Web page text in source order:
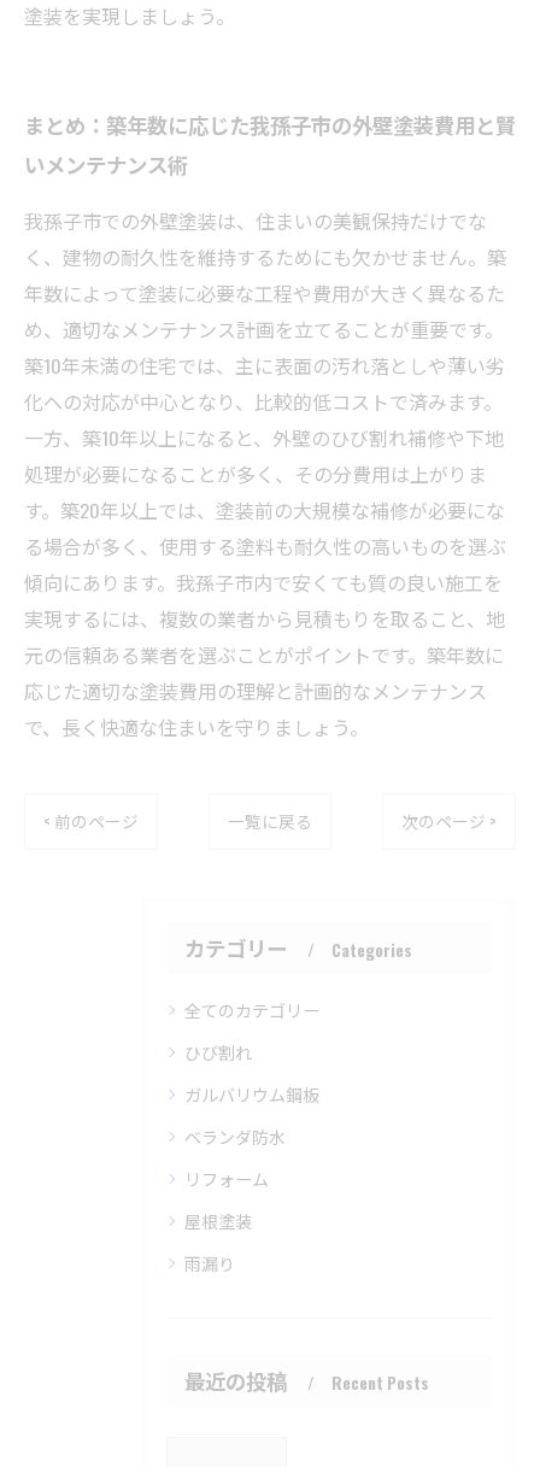
塗装を実現しましょう。
まとめ：築年数に応じた我孫子市の外壁塗装費用と賢
いメンテナンス術
我孫子市での外壁塗装は、住まいの美観保持だけでな
く、建物の耐久性を維持するためにも欠かせません。築
年数によって塗装に必要な工程や費用が大きく異なるた
め、適切なメンテナンス計画を立てることが重要です。
築10年未満の住宅では、主に表面の汚れ落としや薄い劣
化への対応が中心となり、比較的低コストで済みます。
一方、築10年以上になると、外壁のひび割れ補修や下地
処理が必要になることが多く、その分費用は上がりま
す。築20年以上では、塗装前の大規模な補修が必要にな
る場合が多く、使用する塗料も耐久性の高いものを選ぶ
傾向にあります。我孫子市内で安くても質の良い施工を
実現するには、複数の業者から見積もりを取ること、地
元の信頼ある業者を選ぶことがポイントです。築年数に
応じた適切な塗装費用の理解と計画的なメンテナンス
で、長く快適な住まいを守りましょう。
< 前のページ 一覧に戻る 次のページ >
カテゴリー Categories
全てのカテゴリー
ひび割れ
ガルバリウム鋼板
ベランダ防水
リフォーム
屋根塗装
雨漏り
最近の投稿 Recent Posts